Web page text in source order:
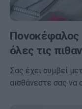
Πονοκέφαλος
όλες τις
Σας έχει συμβεί
αισθάνεστε σας να